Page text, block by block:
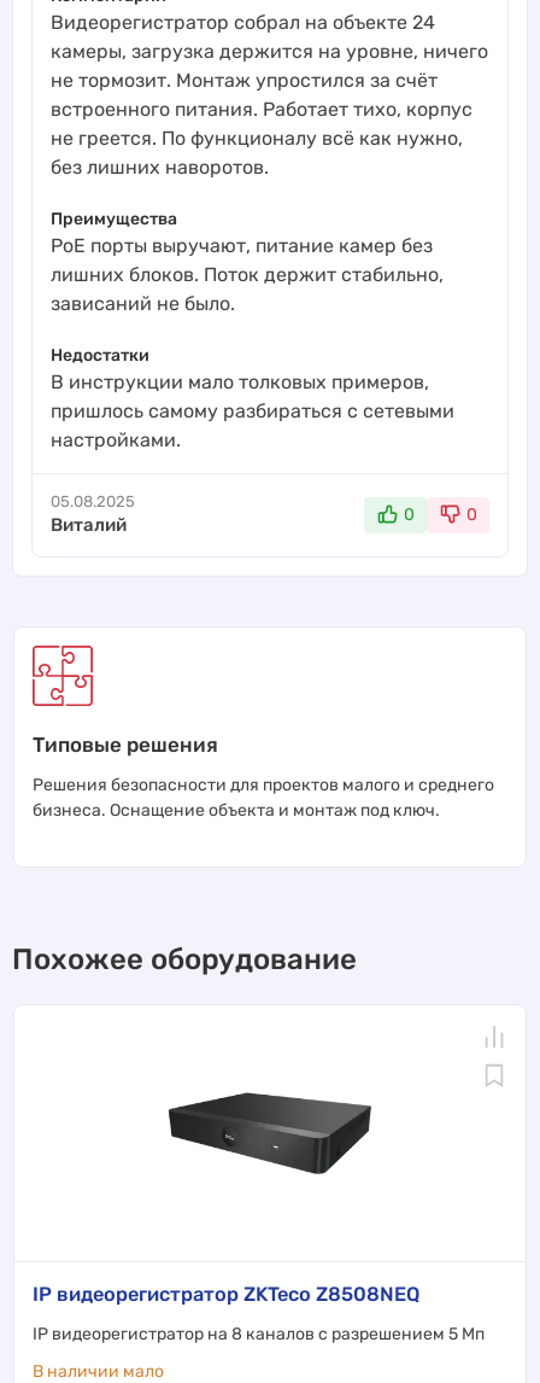
Видеорегистратор собрал на объекте 24
камеры, загрузка держится на уровне, ничего
не тормозит. Монтаж упростился за счёт
встроенного питания. Работает тихо, корпус
не греется. По функционалу всё как нужно,
без лишних наворотов.
Преимущества
PoE порты выручают, питание камер без
лишних блоков. Поток держит стабильно,
зависаний не было.
Недостатки
В инструкции мало толковых примеров,
пришлось самому разбираться с сетевыми
настройками.
05.08.2025
Виталий 0 0
Типовые решения
Решения безопасности для проектов малого и среднего
бизнеса. Оснащение объекта и монтаж под ключ.
Похожее оборудование
IP видеорегистратор ZKTeco Z8508NEQ
IP видеорегистратор на 8 каналов с разрешением 5 Мп
В наличии мало